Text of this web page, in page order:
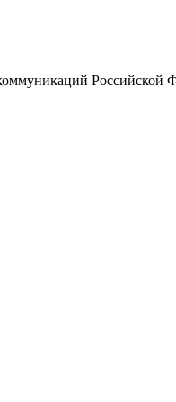
Российской